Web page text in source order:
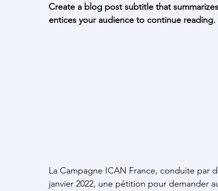
Create a blog post subtitle that
entices your audience to continue reading.
La Campagne ICAN France, conduite par
janvier 2022, une pétition pour demander